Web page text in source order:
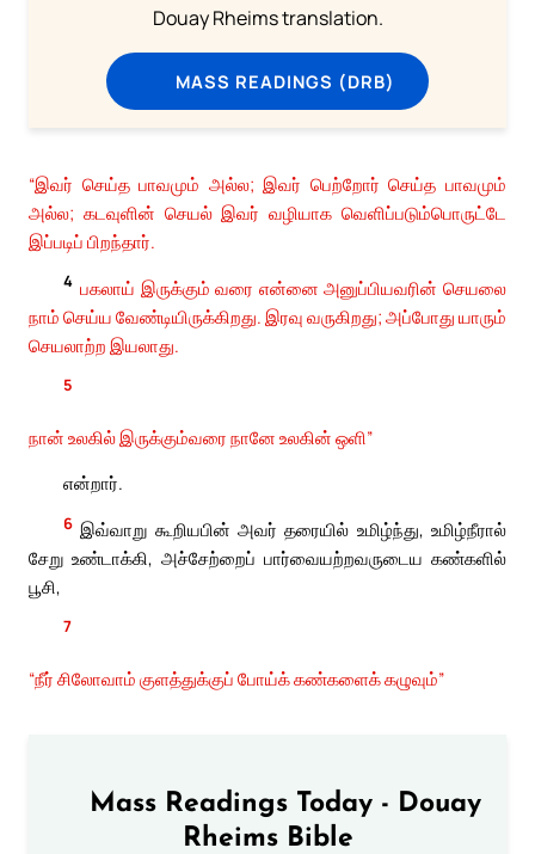
Douay Rheims translation.
MASS READINGS (DRB)
“இவர் செய்த பாவமும் அல்ல; இவர் பெற்றோர் செய்த பாவமும்
அல்ல; கடவுளின் செயல் இவர் வழியாக வெளிப்படும்பொருட்டே
இப்படிப் பிறந்தார்.
4 பகலாய் இருக்கும் வரை என்னை அனுப்பியவரின் செயலை
நாம் செய்ய வேண்டியிருக்கிறது. இரவு வருகிறது; அப்போது யாரும்
செயலாற்ற இயலாது.
5
நான் உலகில் இருக்கும்வரை நானே உலகின் ஒளி”
என்றார்.
6 இவ்வாறு கூறியபின் அவர் தரையில் உமிழ்ந்து, உமிழ்நீரால்
சேறு உண்டாக்கி, அச்சேற்றைப் பார்வையற்றவருடைய கண்களில்
பூசி,
7
“நீர் சிலோவாம் குளத்துக்குப் போய்க் கண்களைக் கழுவும்”
Mass Readings Today - Douay
Rheims Bible